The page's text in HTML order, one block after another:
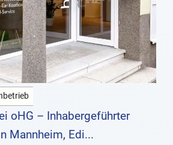
oHG – Inhabergeführter
Mannheim, Edi...